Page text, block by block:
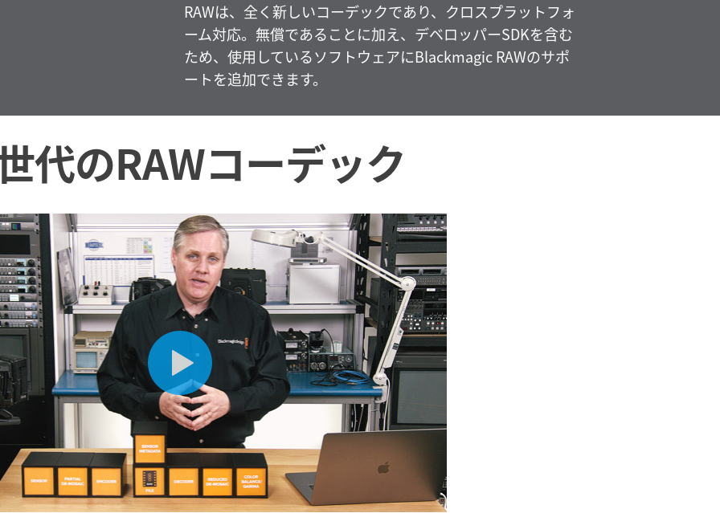
RAWは、全く新しいコーデックであり、クロスプラットフォ
ーム対応。無償であることに加え、デベロッパーSDKを含む
ため、使用しているソフトウェアにBlackmagic RAWのサポ
ートを追加できます。
代のRAWコーデック